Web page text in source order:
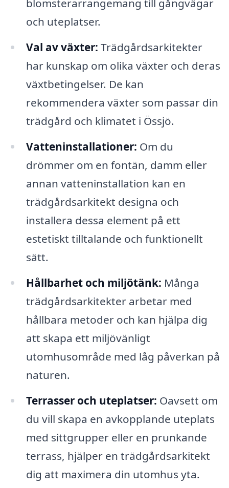
blomsterarrangemang till gångvägar
och uteplatser.
Val av växter: Trädgårdsarkitekter
har kunskap om olika växter och deras
växtbetingelser. De kan
rekommendera växter som passar din
trädgård och klimatet i Össjö.
Vatteninstallationer: Om du
drömmer om en fontän, damm eller
annan vatteninstallation kan en
trädgårdsarkitekt designa och
installera dessa element på ett
estetiskt tilltalande och funktionellt
sätt.
Hållbarhet och miljötänk: Många
trädgårdsarkitekter arbetar med
hållbara metoder och kan hjälpa dig
att skapa ett miljövänligt
utomhusområde med låg påverkan på
naturen.
Terrasser och uteplatser: Oavsett om
du vill skapa en avkopplande uteplats
med sittgrupper eller en prunkande
terrass, hjälper en trädgårdsarkitekt
dig att maximera din utomhus yta.